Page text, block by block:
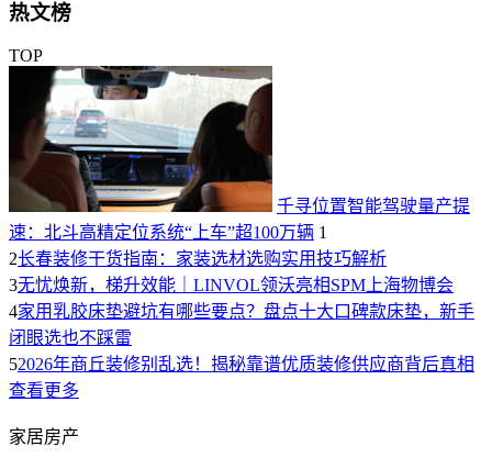
热文榜
TOP
千寻位置智能驾驶量产提
速：北斗高精定位系统“上车”超100万辆 1
2长春装修干货指南：家装选材选购实用技巧解析
3无忧焕新，梯升效能｜LINVOL领沃亮相SPM上海物博会
4家用乳胶床垫避坑有哪些要点？盘点十大口碑款床垫，新手
闭眼选也不踩雷
52026年商丘装修别乱选！揭秘靠谱优质装修供应商背后真相
查看更多
家居房产